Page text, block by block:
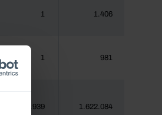
1 1.406
1 981
1.939 1.622.084